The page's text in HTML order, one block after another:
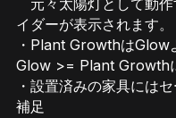
イダーが表示されます。
・Plant GrowthはGlow
Glow >= Plant Growth
・設置済みの家具には
補足